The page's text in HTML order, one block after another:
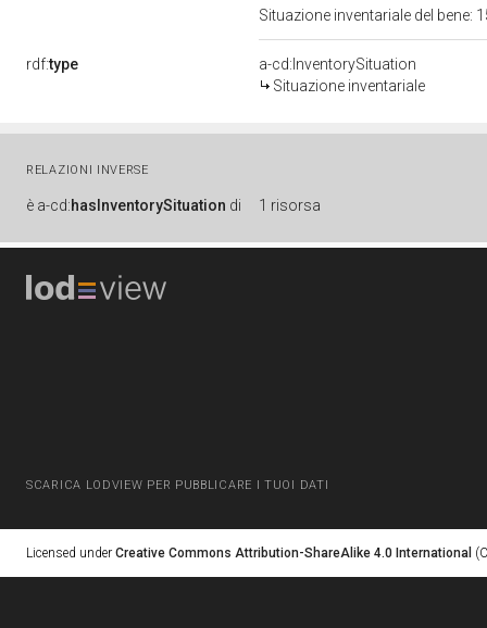
Situazione inventariale del bene:
rdf:type
a-cd:InventorySituation
Situazione inventariale
RELAZIONI INVERSE
è a-cd:hasInventorySituation di 1 risorsa
SCARICA LODVIEW PER PUBBLICARE I TUOI DATI
Licensed under Creative Commons Attribution-ShareAlike 4.0 International